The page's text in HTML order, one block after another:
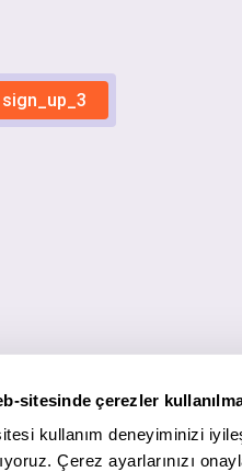
sitesinde çerezler
kullanım deneyiminizi
Çerez ayarlarınızı
sign_up_3